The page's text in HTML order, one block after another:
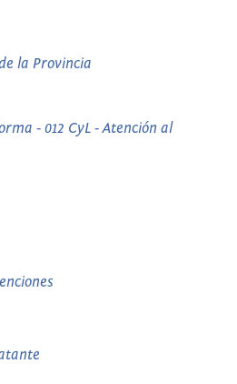
la Provincia
- 012 CyL - Atención al